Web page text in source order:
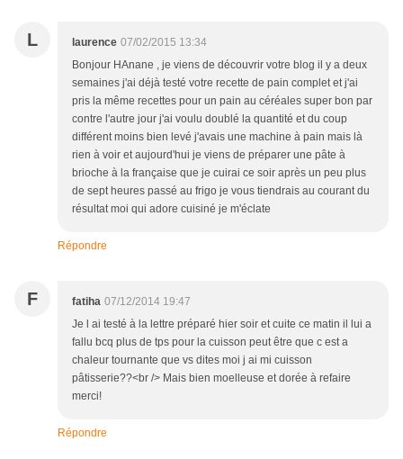
L laurence 07/02/2015 13:34
Bonjour HAnane , je viens de découvrir votre blog il y a deux
semaines j'ai déjà testé votre recette de pain complet et j'ai
pris la même recettes pour un pain au céréales super bon par
contre l'autre jour j'ai voulu doublé la quantité et du coup
différent moins bien levé j'avais une machine à pain mais là
rien à voir et aujourd'hui je viens de préparer une pâte à
brioche à la française que je cuirai ce soir après un peu plus
de sept heures passé au frigo je vous tiendrais au courant du
résultat moi qui adore cuisiné je m'éclate
Répondre
F fatiha 07/12/2014 19:47
Je l ai testé à la lettre préparé hier soir et cuite ce matin il lui a
fallu bcq plus de tps pour la cuisson peut être que c est a
chaleur tournante que vs dites moi j ai mi cuisson
pâtisserie??<br /> Mais bien moelleuse et dorée à refaire
merci!
Répondre